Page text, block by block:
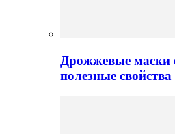
Дрожжевые маски
полезные